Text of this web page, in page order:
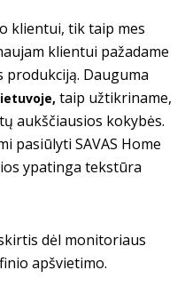
klientui, tik taip mes
klientui pažadame
Dauguma
taip užtikriname,
aukščiausios kokybės.
pasiūlyti SAVAS Home
ypatinga tekstūra
dėl monitoriaus
apšvietimo.